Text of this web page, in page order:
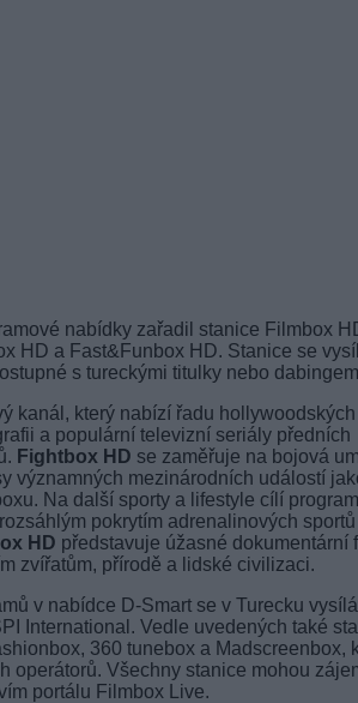
nabídky zařadil stanice Filmbox
HD a Fast&Funbox HD. Stanice se
s tureckými titulky nebo
kanál, který nabízí řadu
a populární televizní seriály předních
Fightbox HD se zaměřuje na bojová
významných mezinárodních událostí
Na další sporty a lifestyle cílí program
pokrytím adrenalinových
HD představuje úžasné dokumentární
zvířatům, přírodě a lidské civilizaci.
v nabídce D-Smart se v Turecku vysílá
International. Vedle uvedených také
360 tunebox a Madscreenbox,
operátorů. Všechny stanice mohou
portálu Filmbox Live.